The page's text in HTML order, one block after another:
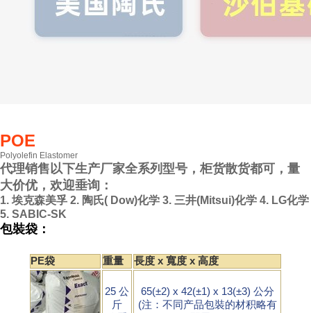
POE
Polyolefin Elastomer
代理销售以下生产厂家全系列型号，柜货散货都可，量
大价优，欢迎垂询：
1. 埃克森美孚 2. 陶氏( Dow)化学 3. 三井(Mitsui)化学 4. LG化学
5. SABIC-SK
包裝袋：
PE袋 重量 長度 x 寬度 x 高度
25 公
斤
65(±2) x 42(±1) x 13(±3) 公分
(注：不同产品包裝的材积略有